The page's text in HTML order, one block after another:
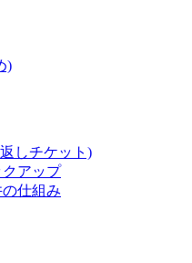
)
しチケット)
アップ
仕組み